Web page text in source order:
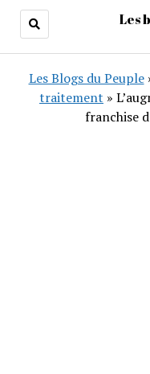
Les
Les Blogs du Peuple
traitement »
franchise